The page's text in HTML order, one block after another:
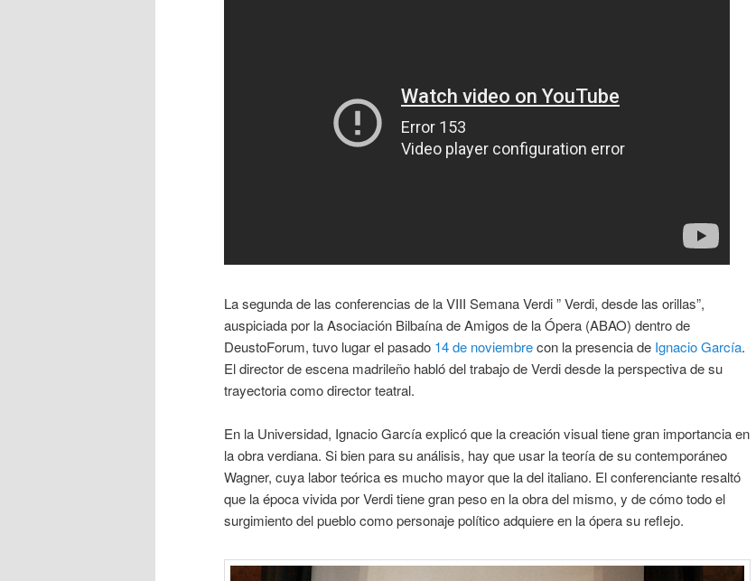
La segunda de las conferencias de la VIII Semana Verdi ” Verdi, desde las orillas”,
auspiciada por la Asociación Bilbaína de Amigos de la Ópera (ABAO) dentro de
DeustoForum, tuvo lugar el pasado 14 de noviembrecon la presencia de Ignacio García.
El director de escena madrileño habló del trabajo de Verdi desde la perspectiva de su
trayectoria como director teatral.
En la Universidad, Ignacio García explicó que la creación visual tiene gran importancia en
la obra verdiana. Si bien para su análisis, hay que usar la teoría de su contemporáneo
Wagner, cuya labor teórica es mucho mayor que la del italiano. El conferenciante resaltó
que la época vivida por Verdi tiene gran peso en la obra del mismo, y de cómo todo el
surgimiento del pueblo como personaje político adquiere en la ópera su reflejo.